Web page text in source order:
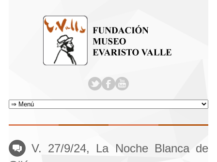
V. 27/9/24, La Noche Blanca de